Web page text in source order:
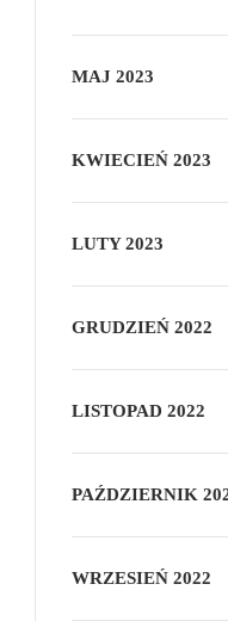
MAJ 2023
KWIECIEŃ 2023
LUTY 2023
GRUDZIEŃ 2022
LISTOPAD 2022
PAŹDZIERNIK
WRZESIEŃ 2022